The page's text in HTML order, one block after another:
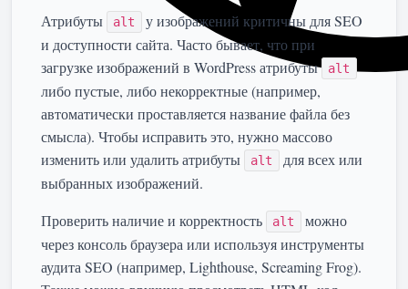
Атрибуты alt
у изображений критичны для SEO
и доступности сайта. Часто бывает, что при
загрузке изображений в WordPress атрибуты alt
либо пустые, либо некорректные (например,
автоматически проставляется название файла без
смысла). Чтобы исправить это, нужно массово
изменить или удалить атрибуты
alt
для всех или
выбранных изображений.
Проверить наличие и корректность
alt
можно
через консоль браузера или используя инструменты
аудита SEO (например, Lighthouse, Screaming Frog).